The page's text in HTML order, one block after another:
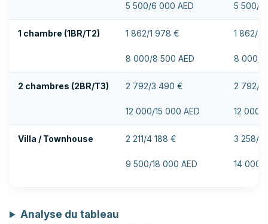
5 500/6 000 AED 5 500/9
1 chambre (1BR/T2) 1 862/1 978 €
8 000/8 500 AED
1 862/3
8 000/
2 chambres (2BR/T3) 2 792/3 490 €
12 000/15 000 AED
2 792/4
12 000/
Villa / Townhouse 2 211/4 188 €
9 500/18 000 AED
3 258/6
14 000/
Analyse du tableau